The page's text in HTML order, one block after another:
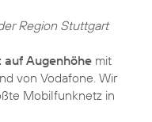
Region Stuttgart
auf Augenhöhe mit
von Vodafone. Wir
Mobilfunknetz in